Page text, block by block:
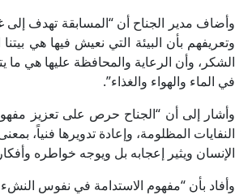
وأضاف مدير الجناح أن “المسابقة تهدف
وتعريفهم بأن البيئة التي نعيش فيها هي
الشكر، وأن الرعاية والمحافظة عليها هي ما
في الماء والهواء والغذاء”.
وأشار إلى أن “الجناح حرص على تعزيز
النفايات المظلومة، وإعادة تدويرها فنياً،
الإنسان ويثير إعجابه بل ويوجه خواطره
وأفاد بأن “مفهوم الاستدامة في نفوس النشء